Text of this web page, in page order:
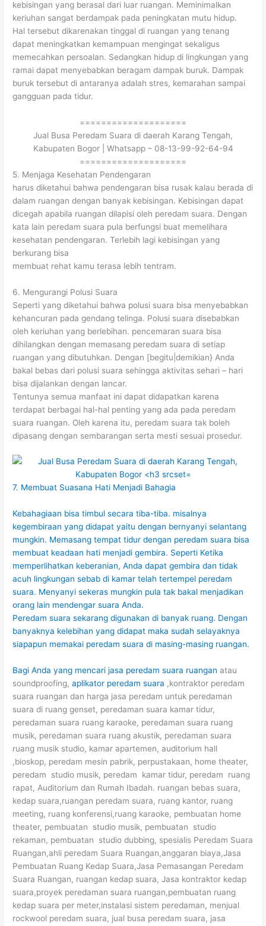
kebisingan yang berasal dari luar ruangan. Meminimalkan
keriuhan sangat berdampak pada peningkatan mutu hidup.
Hal tersebut dikarenakan tinggal di ruangan yang tenang
dapat meningkatkan kemampuan mengingat sekaligus
memecahkan persoalan. Sedangkan hidup di lingkungan yang
ramai dapat menyebabkan beragam dampak buruk. Dampak
buruk tersebut di antaranya adalah stres, kemarahan sampai
gangguan pada tidur.
====================
Jual Busa Peredam Suara di daerah Karang Tengah,
Kabupaten Bogor | Whatsapp – 08-13-99-92-64-94
====================
5. Menjaga Kesehatan Pendengaran
harus diketahui bahwa pendengaran bisa rusak kalau berada di
dalam ruangan dengan banyak kebisingan. Kebisingan dapat
dicegah apabila ruangan dilapisi oleh peredam suara. Dengan
kata lain peredam suara pula berfungsi buat memelihara
kesehatan pendengaran. Terlebih lagi kebisingan yang
berkurang bisa
membuat rehat kamu terasa lebih tentram.
6. Mengurangi Polusi Suara
Seperti yang diketahui bahwa polusi suara bisa menyebabkan
kehancuran pada gendang telinga. Polusi suara disebabkan
oleh keriuhan yang berlebihan. pencemaran suara bisa
dihilangkan dengan memasang peredam suara di setiap
ruangan yang dibutuhkan. Dengan [begitu|demikian} Anda
bakal bebas dari polusi suara sehingga aktivitas sehari – hari
bisa dijalankan dengan lancar.
Tentunya semua manfaat ini dapat didapatkan karena
terdapat berbagai hal-hal penting yang ada pada peredam
suara ruangan. Oleh karena itu, peredam suara tak boleh
dipasang dengan sembarangan serta mesti sesuai prosedur.
7. Membuat Suasana Hati Menjadi Bahagia
Kebahagiaan bisa timbul secara tiba-tiba. misalnya
kegembiraan yang didapat yaitu dengan bernyanyi selantang
mungkin. Memasang tempat tidur dengan peredam suara bisa
membuat keadaan hati menjadi gembira. Seperti Ketika
memperlihatkan keberanian, Anda dapat gembira dan tidak
acuh lingkungan sebab di kamar telah tertempel peredam
suara. Menyanyi sekeras mungkin pula tak bakal menjadikan
orang lain mendengar suara Anda.
Peredam suara sekarang digunakan di banyak ruang. Dengan
banyaknya kelebihan yang didapat maka sudah selayaknya
siapapun memakai peredam suara di masing-masing ruangan.
Bagi Anda yang mencarijasa peredam suara ruangan atau
soundproofing,aplikator peredam suara ,kontraktor peredam
suara ruangan dan harga jasa peredam untuk peredaman
suara di ruang genset, peredaman suara kamar tidur,
peredaman suara ruang karaoke, peredaman suara ruang
musik, peredaman suara ruang akustik, peredaman suara
ruang musik studio, kamar apartemen, auditorium hall
,bioskop, peredam mesin pabrik, perpustakaan, home theater,
peredam studio musik, peredam kamar tidur, peredam ruang
rapat, Auditorium dan Rumah Ibadah. ruangan bebas suara,
kedap suara,ruangan peredam suara, ruang kantor, ruang
meeting, ruang konferensi,ruang karaoke, pembuatan home
theater, pembuatan studio musik, pembuatan studio
rekaman, pembuatan studio dubbing, spesialis Peredam Suara
Ruangan,ahli peredam Suara Ruangan,anggaran biaya,Jasa
Pembuatan Ruang Kedap Suara,Jasa Pemasangan Peredam
Suara Ruangan, ruangan kedap suara, Jasa kontraktor kedap
suara,proyek peredaman suara ruangan,pembuatan ruang
kedap suara per meter,instalasi sistem peredaman, menjual
rockwool peredam suara, jual busa peredam suara, jasa